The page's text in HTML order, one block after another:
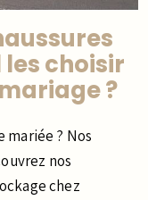
choisir
?
mariée ? Nos
nos
chez